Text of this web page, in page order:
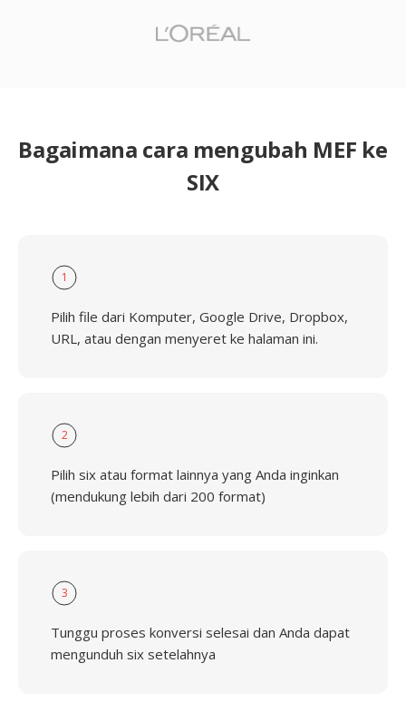
Bagaimana cara mengubah MEF ke
SIX
1
Pilih file dari Komputer, Google Drive, Dropbox,
URL, atau dengan menyeret ke halaman ini.
2
Pilih six atau format lainnya yang Anda inginkan
(mendukung lebih dari 200 format)
3
Tunggu proses konversi selesai dan Anda dapat
mengunduh six setelahnya